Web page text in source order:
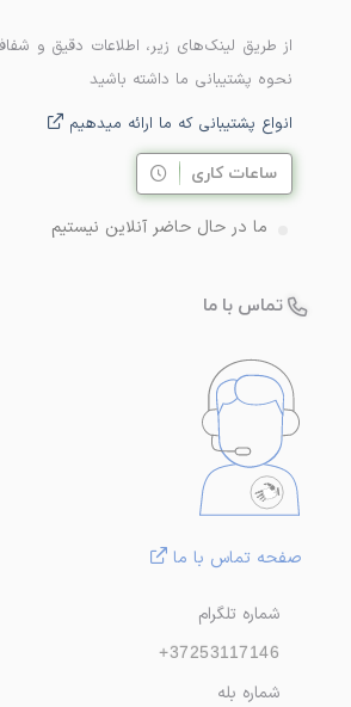
از طریق لینک‌های زیر، اطلاعات دقیق و
نحوه پشتیبانی ما داشته باشید
انواع پشتیبانی که ما ارائه میدهیم
ساعات کاری
ما در حال حاضر آنلاین نیستیم
تماس با ما
صفحه تماس با ما
شماره تلگرام
+37253117146
شماره بله